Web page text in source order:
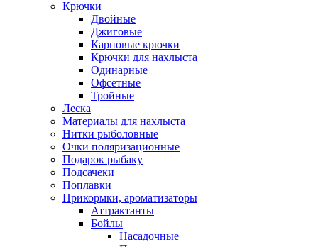
Крючки
Двойные
Джиговые
Карповые крючки
Крючки для нахлыста
Одинарные
Офсетные
Тройные
Леска
Материалы для нахлыста
Нитки рыболовные
Очки поляризационные
Подарок рыбаку
Подсачеки
Поплавки
Прикормки, ароматизаторы
Аттрактанты
Бойлы
Насадочные